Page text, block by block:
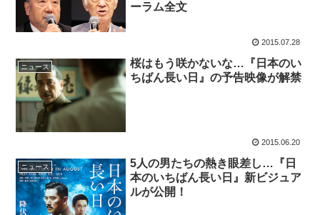
ーラム全文
2015.07.28
ニュース
桜はもう咲かないな…『日本のい
ちばん長い日』の予告映像が解禁
2015.06.20
ニュース
5人の男たちの熱き眼差し…『日
本のいちばん長い日』新ビジュア
ルが公開！